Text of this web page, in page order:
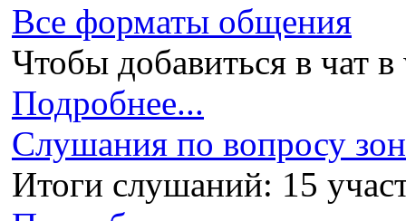
Все форматы общения
Чтобы добавиться в чат
Подробнее...
Слушания по вопросу
Итоги слушаний: 15